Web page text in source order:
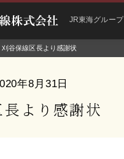
JR東海グループ
刈谷保線区長より感謝状
年8月31日
長より感謝状